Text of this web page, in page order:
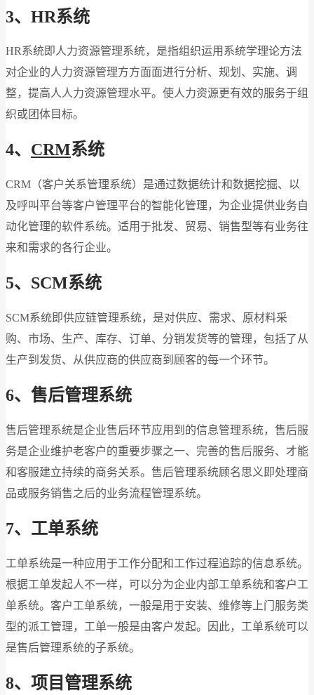
3、HR系统
HR系统即人力资源管理系统，是指组织运用系统学理论方法
对企业的人力资源管理方方面面进行分析、规划、实施、调
整，提高人人力资源管理水平。使人力资源更有效的服务于组
织或团体目标。
4、 CRM系统
CRM（客户关系管理系统）是通过数据统计和数据挖掘、以
及呼叫平台等客户管理平台的智能化管理，为企业提供业务自
动化管理的软件系统。适用于批发、贸易、销售型等有业务往
来和需求的各行企业。
5、SCM系统
SCM系统即供应链管理系统，是对供应、需求、原材料采
购、市场、生产、库存、订单、分销发货等的管理，包括了从
生产到发货、从供应商的供应商到顾客的每一个环节。
6、售后管理系统
售后管理系统是企业售后环节应用到的信息管理系统，售后服
务是企业维护老客户的重要步骤之一、完善的售后服务、才能
和客服建立持续的商务关系。售后管理系统顾名思义即处理商
品或服务销售之后的业务流程管理系统。
7、工单系统
工单系统是一种应用于工作分配和工作过程追踪的信息系统。
根据工单发起人不一样，可以分为企业内部工单系统和客户工
单系统。客户工单系统，一般是用于安装、维修等上门服务类
型的派工管理，工单一般是由客户发起。因此，工单系统可以
是售后管理系统的子系统。
8、项目管理系统